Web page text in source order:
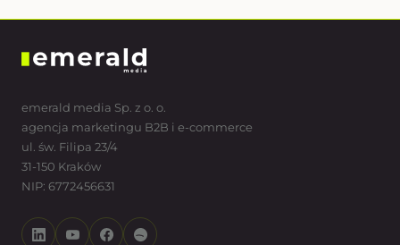
emerald media Sp. z o. o.
agencja marketingu B2B i e-commerce
ul. św. Filipa 23/4
31-150 Kraków
NIP: 6772456631